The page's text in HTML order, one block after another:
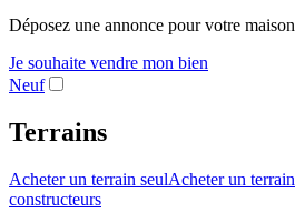
Déposez une annonce pour votre
Je souhaite vendre mon bien
Neuf
Terrains
Acheter un terrain seulAcheter un
constructeurs